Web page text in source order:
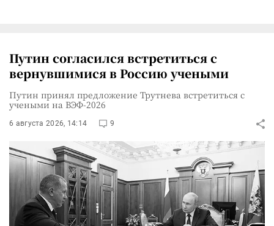
Путин согласился встретиться с
вернувшимися в Россию учеными
Путин принял предложение Трутнева встретиться с
учеными на ВЭФ-2026
6 августа 2026, 14:14 9